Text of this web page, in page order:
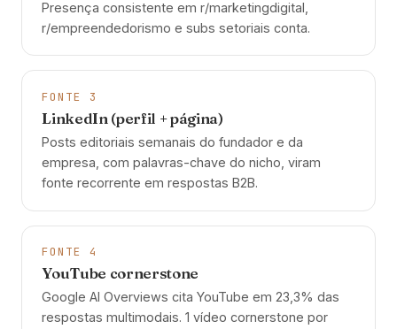
Presença consistente em r/marketingdigital,
r/empreendedorismo e subs setoriais conta.
FONTE 3
LinkedIn (perfil + página)
Posts editoriais semanais do fundador e da
empresa, com palavras-chave do nicho, viram
fonte recorrente em respostas B2B.
FONTE 4
YouTube cornerstone
Google AI Overviews cita YouTube em 23,3% das
respostas multimodais. 1 vídeo cornerstone por